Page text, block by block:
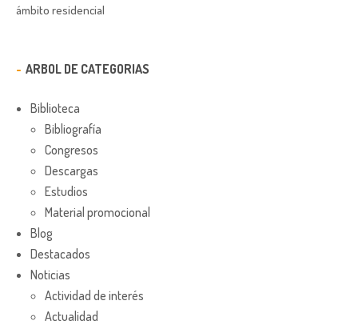
ámbito residencial
ARBOL DE CATEGORIAS
Biblioteca
Bibliografía
Congresos
Descargas
Estudios
Material promocional
Blog
Destacados
Noticias
Actividad de interés
Actualidad